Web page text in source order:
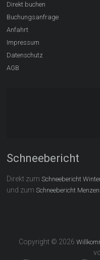
Direkt buchen
Buchungsanfrage
Anfahrt
Impressum
Datenschutz
AGB
Schneebericht
Direkt zumSchneebericht
und zumSchneebericht
Copyright © 2026